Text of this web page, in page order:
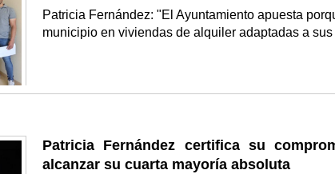
Patricia Fernández: "El Ayuntamiento apuesta
municipio en viviendas de alquiler adaptadas a
Patricia Fernández certifica su
alcanzar su cuarta mayoría absoluta